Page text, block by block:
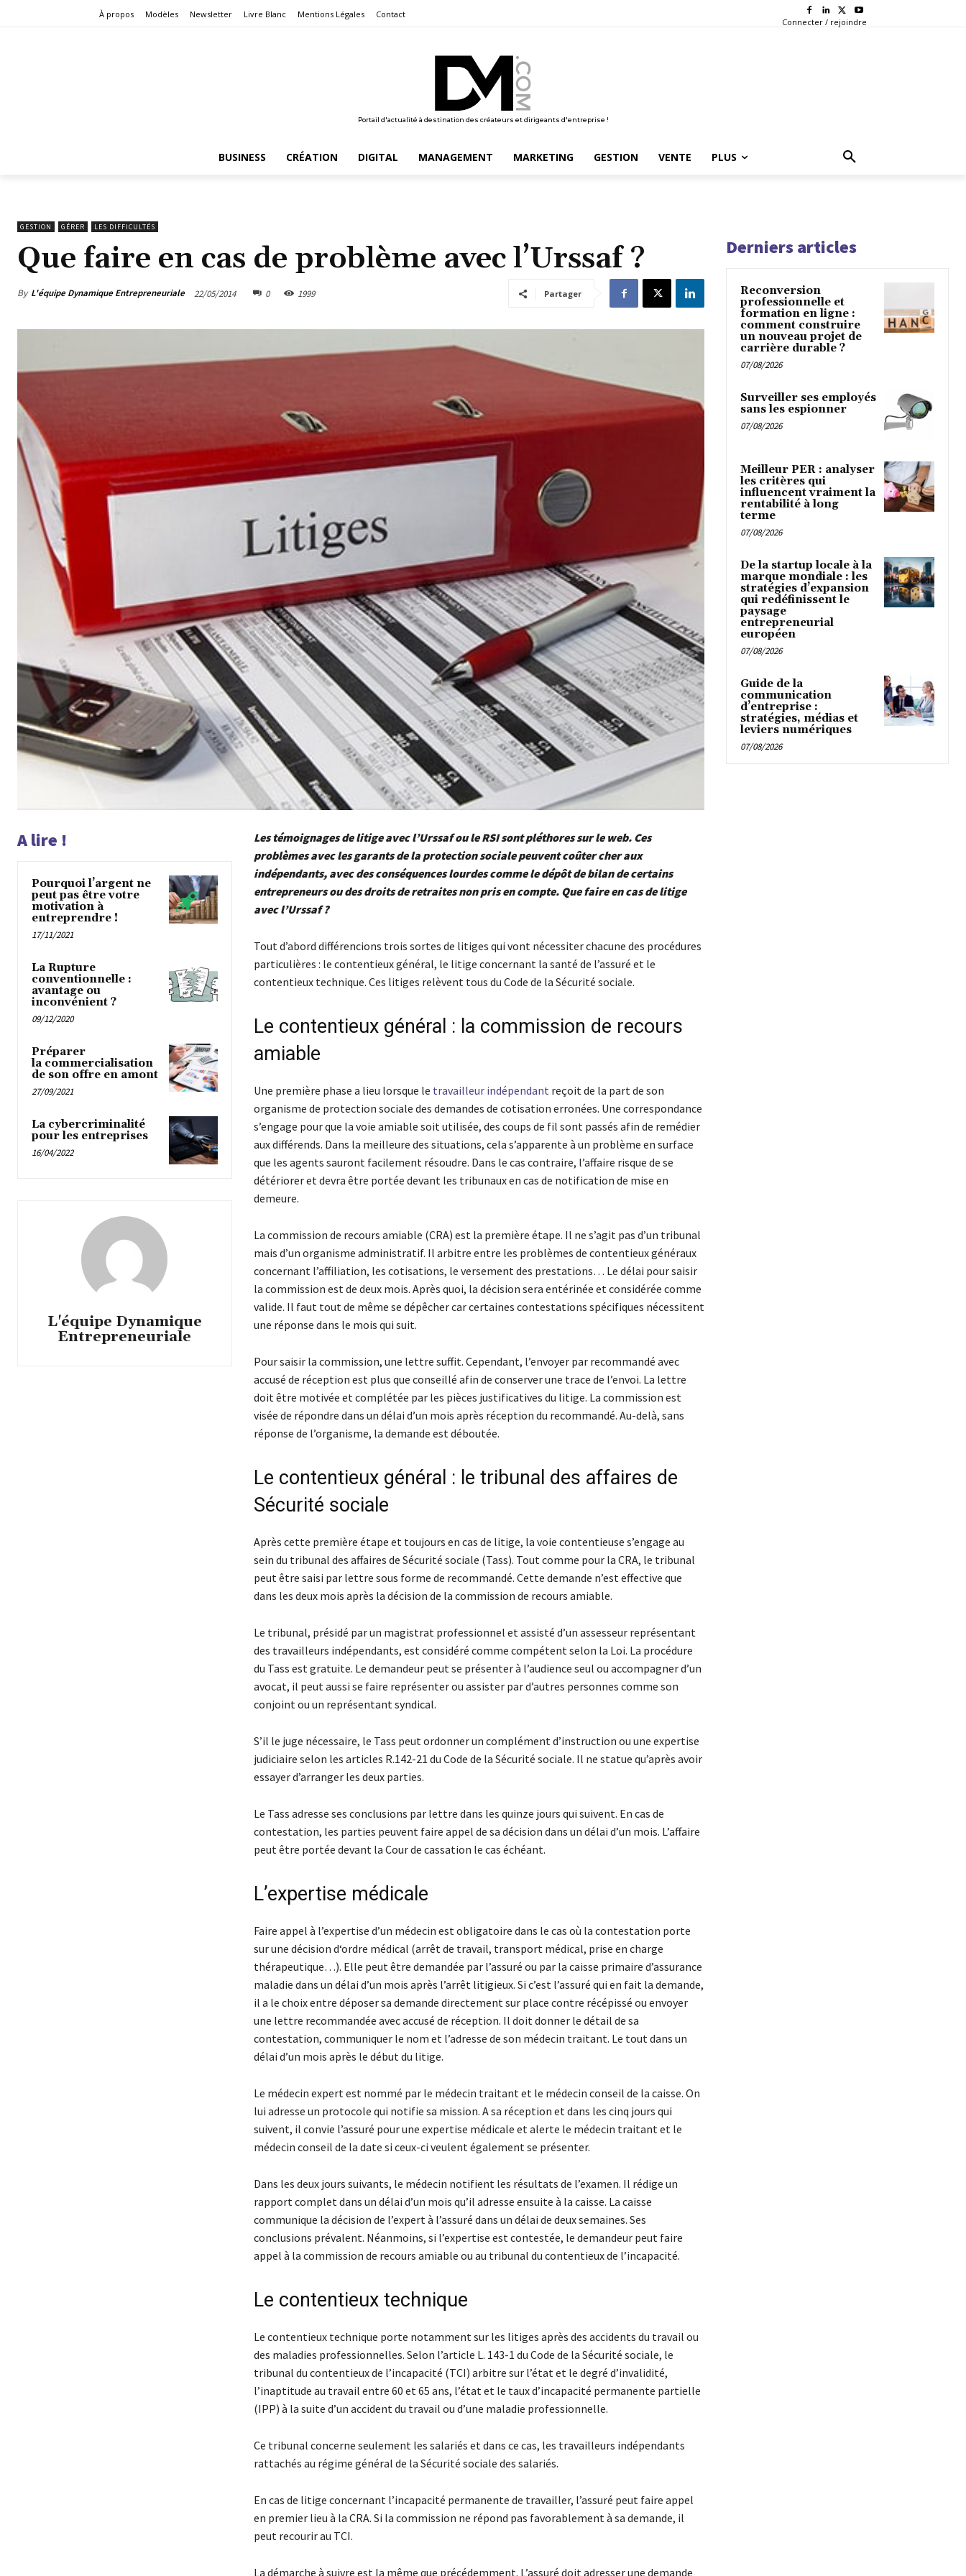
À propos Modèles Newsletter Livre Blanc Mentions Légales Contact
Connecter / rejoindre
Portail d'actualité à destination des créateurs et dirigeants d'entreprise !
BUSINESS CRÉATION DIGITAL MANAGEMENT MARKETING GESTION VENTE PLUS
GESTION GÉRER LES DIFFICULTÉS
Que faire en cas de problème avec l’Urssaf ?
By L'équipe Dynamique Entrepreneuriale 22/05/2014 0 1999 Partager
A lire !
Pourquoi l’argent ne
peut pas être votre
motivation à
entreprendre !
17/11/2021
La Rupture
conventionnelle :
avantage ou
inconvénient ?
09/12/2020
Préparer
la commercialisation
de son offre en amont
27/09/2021
La cybercriminalité
pour les entreprises
16/04/2022
L'équipe Dynamique
Entrepreneuriale
Les témoignages de litige avec l’Urssaf ou le RSI sont pléthores sur le web. Ces
problèmes avec les garants de la protection sociale peuvent coûter cher aux
indépendants, avec des conséquences lourdes comme le dépôt de bilan de certains
entrepreneurs ou des droits de retraites non pris en compte. Que faire en cas de litige
avec l’Urssaf ?
Tout d’abord différencions trois sortes de litiges qui vont nécessiter chacune des procédures
particulières : le contentieux général, le litige concernant la santé de l’assuré et le
contentieux technique. Ces litiges relèvent tous du Code de la Sécurité sociale.
Le contentieux général : la commission de recours
amiable
Une première phase a lieu lorsque le travailleur indépendant reçoit de la part de son
organisme de protection sociale des demandes de cotisation erronées. Une correspondance
s’engage pour que la voie amiable soit utilisée, des coups de fil sont passés afin de remédier
aux différends. Dans la meilleure des situations, cela s’apparente à un problème en surface
que les agents sauront facilement résoudre. Dans le cas contraire, l’affaire risque de se
détériorer et devra être portée devant les tribunaux en cas de notification de mise en
demeure.
La commission de recours amiable (CRA) est la première étape. Il ne s’agit pas d’un tribunal
mais d’un organisme administratif. Il arbitre entre les problèmes de contentieux généraux
concernant l’affiliation, les cotisations, le versement des prestations… Le délai pour saisir
la commission est de deux mois. Après quoi, la décision sera entérinée et considérée comme
valide. Il faut tout de même se dépêcher car certaines contestations spécifiques nécessitent
une réponse dans le mois qui suit.
Pour saisir la commission, une lettre suffit. Cependant, l’envoyer par recommandé avec
accusé de réception est plus que conseillé afin de conserver une trace de l’envoi. La lettre
doit être motivée et complétée par les pièces justificatives du litige. La commission est
visée de répondre dans un délai d’un mois après réception du recommandé. Au-delà, sans
réponse de l’organisme, la demande est déboutée.
Le contentieux général : le tribunal des affaires de
Sécurité sociale
Après cette première étape et toujours en cas de litige, la voie contentieuse s’engage au
sein du tribunal des affaires de Sécurité sociale (Tass). Tout comme pour la CRA, le tribunal
peut être saisi par lettre sous forme de recommandé. Cette demande n’est effective que
dans les deux mois après la décision de la commission de recours amiable.
Le tribunal, présidé par un magistrat professionnel et assisté d’un assesseur représentant
des travailleurs indépendants, est considéré comme compétent selon la Loi. La procédure
du Tass est gratuite. Le demandeur peut se présenter à l’audience seul ou accompagner d’un
avocat, il peut aussi se faire représenter ou assister par d’autres personnes comme son
conjoint ou un représentant syndical.
S’il le juge nécessaire, le Tass peut ordonner un complément d’instruction ou une expertise
judiciaire selon les articles R.142-21 du Code de la Sécurité sociale. Il ne statue qu’après avoir
essayer d’arranger les deux parties.
Le Tass adresse ses conclusions par lettre dans les quinze jours qui suivent. En cas de
contestation, les parties peuvent faire appel de sa décision dans un délai d’un mois. L’affaire
peut être portée devant la Cour de cassation le cas échéant.
L’expertise médicale
Faire appel à l’expertise d’un médecin est obligatoire dans le cas où la contestation porte
sur une décision d‘ordre médical (arrêt de travail, transport médical, prise en charge
thérapeutique…). Elle peut être demandée par l’assuré ou par la caisse primaire d’assurance
maladie dans un délai d’un mois après l’arrêt litigieux. Si c’est l’assuré qui en fait la demande,
il a le choix entre déposer sa demande directement sur place contre récépissé ou envoyer
une lettre recommandée avec accusé de réception. Il doit donner le détail de sa
contestation, communiquer le nom et l’adresse de son médecin traitant. Le tout dans un
délai d’un mois après le début du litige.
Le médecin expert est nommé par le médecin traitant et le médecin conseil de la caisse. On
lui adresse un protocole qui notifie sa mission. A sa réception et dans les cinq jours qui
suivent, il convie l’assuré pour une expertise médicale et alerte le médecin traitant et le
médecin conseil de la date si ceux-ci veulent également se présenter.
Dans les deux jours suivants, le médecin notifient les résultats de l’examen. Il rédige un
rapport complet dans un délai d’un mois qu’il adresse ensuite à la caisse. La caisse
communique la décision de l’expert à l’assuré dans un délai de deux semaines. Ses
conclusions prévalent. Néanmoins, si l’expertise est contestée, le demandeur peut faire
appel à la commission de recours amiable ou au tribunal du contentieux de l’incapacité.
Le contentieux technique
Le contentieux technique porte notamment sur les litiges après des accidents du travail ou
des maladies professionnelles. Selon l’article L. 143-1 du Code de la Sécurité sociale, le
tribunal du contentieux de l’incapacité (TCI) arbitre sur l’état et le degré d’invalidité,
l’inaptitude au travail entre 60 et 65 ans, l’état et le taux d’incapacité permanente partielle
(IPP) à la suite d’un accident du travail ou d’une maladie professionnelle.
Ce tribunal concerne seulement les salariés et dans ce cas, les travailleurs indépendants
rattachés au régime général de la Sécurité sociale des salariés.
En cas de litige concernant l’incapacité permanente de travailler, l’assuré peut faire appel
en premier lieu à la CRA. Si la commission ne répond pas favorablement à sa demande, il
peut recourir au TCI.
La démarche à suivre est la même que précédemment. L’assuré doit adresser une demande
Derniers articles
Reconversion
professionnelle et
formation en ligne :
comment construire
un nouveau projet de
carrière durable ?
07/08/2026
Surveiller ses employés
sans les espionner
07/08/2026
Meilleur PER : analyser
les critères qui
influencent vraiment la
rentabilité à long
terme
07/08/2026
De la startup locale à la
marque mondiale : les
stratégies d’expansion
qui redéfinissent le
paysage
entrepreneurial
européen
07/08/2026
Guide de la
communication
d’entreprise :
stratégies, médias et
leviers numériques
07/08/2026